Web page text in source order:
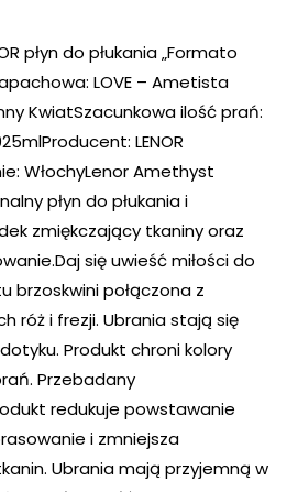
płyn do płukania „Formato
LOVE – Ametista
KwiatSzacunkowa ilość prań:
LENOR
WłochyLenor Amethyst
płyn do płukania i
zmiękczający tkaniny oraz
się uwieść miłości do
brzoskwini połączona z
róż i frezji. Ubrania stają się
Produkt chroni kolory
Przebadany
redukuje powstawanie
i zmniejsza
Ubrania mają przyjemną w